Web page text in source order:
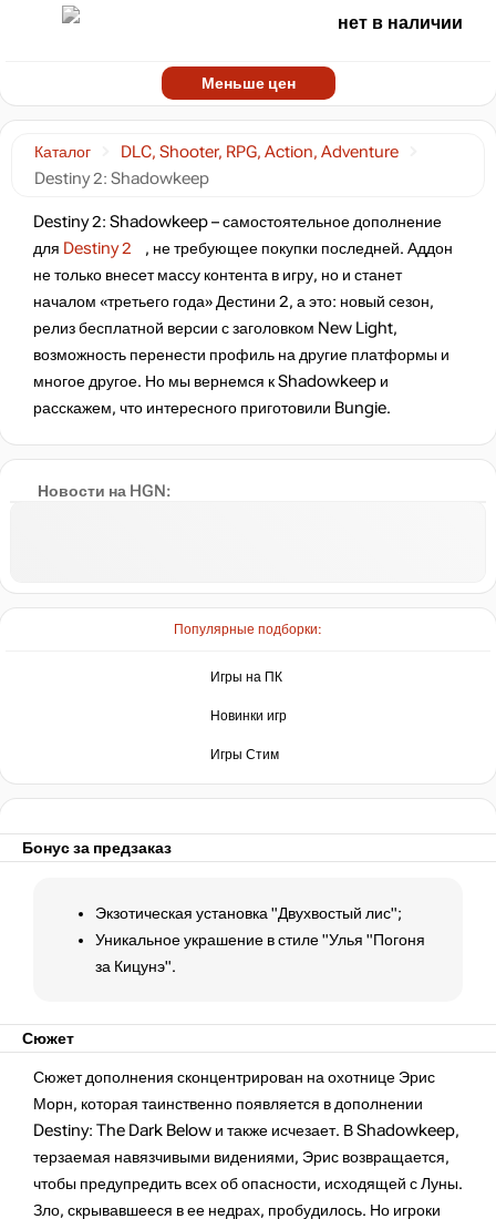
Новости на HGN:
Популярные подборки:
Игры на ПК
Новинки игр
Игры Стим
Каталог
DLC, Shooter, RPG, Action, Adventure
Destiny 2: Shadowkeep
Destiny 2: Shadowkeep – самостоятельное дополнение
для Destiny 2
, не требующее покупки последней. Аддон
не только внесет массу контента в игру, но и станет
началом «третьего года» Дестини 2, а это: новый сезон,
релиз бесплатной версии с заголовком New Light,
возможность перенести профиль на другие платформы и
многое другое. Но мы вернемся к Shadowkeep и
расскажем, что интересного приготовили Bungie.
нет в наличии
Меньше цен
Бонус за предзаказ
Экзотическая установка "Двухвостый лис";
Уникальное украшение в стиле "Улья "Погоня
за Кицунэ".
Сюжет
Сюжет дополнения сконцентрирован на охотнице Эрис
Морн, которая таинственно появляется в дополнении
Destiny: The Dark Below и также исчезает. В Shadowkeep,
терзаемая навязчивыми видениями, Эрис возвращается,
чтобы предупредить всех об опасности, исходящей с Луны.
Зло, скрывавшееся в ее недрах, пробудилось. Но игроки